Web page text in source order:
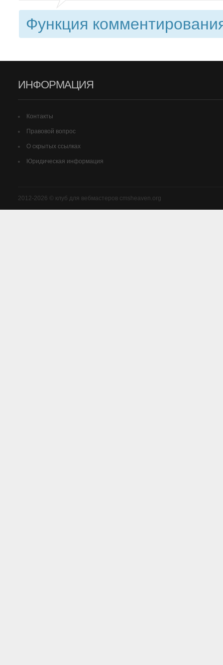
Функция
ИНФОРМАЦИЯ
Контакты
Правовой вопрос
О скрытых ссылках
Юридическая информация
2012-2026 © клуб для вебмастеров cmsheaven.org